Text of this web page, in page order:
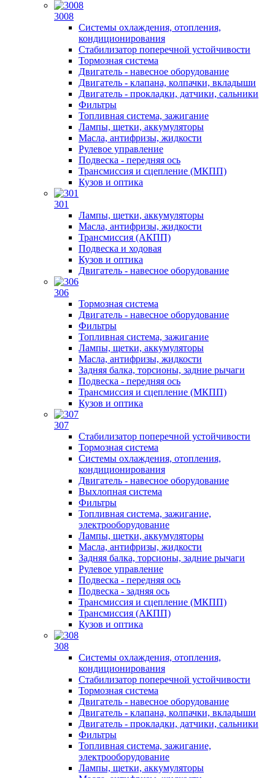
3008
Системы охлаждения, отопления,
кондиционирования
Стабилизатор поперечной устойчивости
Тормозная система
Двигатель - навесное оборудование
Двигатель - клапана, колпачки, вкладыши
Двигатель - прокладки, датчики, сальники
Фильтры
Топливная система, зажигание
Лампы, щетки, аккумуляторы
Масла, антифризы, жидкости
Рулевое управление
Подвеска - передняя ось
Трансмиссия и сцепление (МКПП)
Кузов и оптика
301
Лампы, щетки, аккумуляторы
Масла, антифризы, жидкости
Трансмиссия (АКПП)
Подвеска и ходовая
Кузов и оптика
Двигатель - навесное оборудование
306
Тормозная система
Двигатель - навесное оборудование
Фильтры
Топливная система, зажигание
Лампы, щетки, аккумуляторы
Масла, антифризы, жидкости
Задняя балка, торсионы, задние рычаги
Подвеска - передняя ось
Трансмиссия и сцепление (МКПП)
Кузов и оптика
307
Стабилизатор поперечной устойчивости
Тормозная система
Системы охлаждения, отопления,
кондиционирования
Двигатель - навесное оборудование
Выхлопная система
Фильтры
Топливная система, зажигание,
электрооборудование
Лампы, щетки, аккумуляторы
Масла, антифризы, жидкости
Задняя балка, торсионы, задние рычаги
Рулевое управление
Подвеска - передняя ось
Подвеска - задняя ось
Трансмиссия и сцепление (МКПП)
Трансмиссия (АКПП)
Кузов и оптика
308
Системы охлаждения, отопления,
кондиционирования
Стабилизатор поперечной устойчивости
Тормозная система
Двигатель - навесное оборудование
Двигатель - клапана, колпачки, вкладыши
Двигатель - прокладки, датчики, сальники
Фильтры
Топливная система, зажигание,
электрооборудование
Лампы, щетки, аккумуляторы